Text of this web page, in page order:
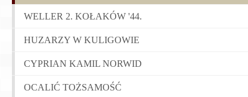
WELLER 2. KOŁAKÓW '44.
HUZARZY W KULIGOWIE
CYPRIAN KAMIL NORWID
OCALIĆ TOŻSAMOŚĆ